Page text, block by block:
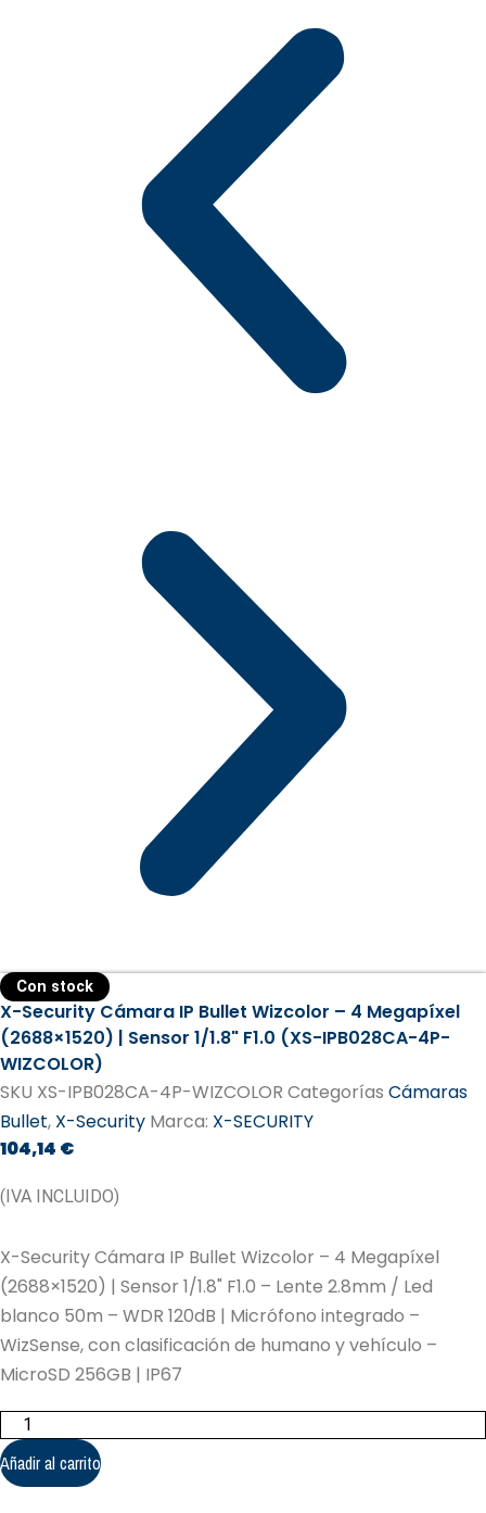
Con stock
X-Security Cámara IP Bullet Wizcolor – 4 Megapíxel
(2688×1520) | Sensor 1/1.8" F1.0 (XS-IPB028CA-4P-
WIZCOLOR)
SKU XS-IPB028CA-4P-WIZCOLOR Categorías Cámaras
Bullet, X-Security Marca: X-SECURITY
104,14 €
(IVA INCLUIDO)
X-Security Cámara IP Bullet Wizcolor – 4 Megapíxel
(2688×1520) | Sensor 1/1.8" F1.0 – Lente 2.8mm / Led
blanco 50m – WDR 120dB | Micrófono integrado –
WizSense, con clasificación de humano y vehículo –
MicroSD 256GB | IP67
X-
Security
Cámara
IP
Bullet
Añadir al carrito